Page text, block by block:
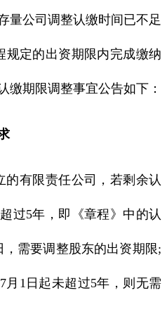
量公司调整认缴时间已不足
规定的出资期限内完成缴纳
缴期限调整事宜公告如下：
有限责任公司，若剩余认
过5年，即《章程》中的认
，需要调整股东的出资期限;
月1日起未超过5年，则无需